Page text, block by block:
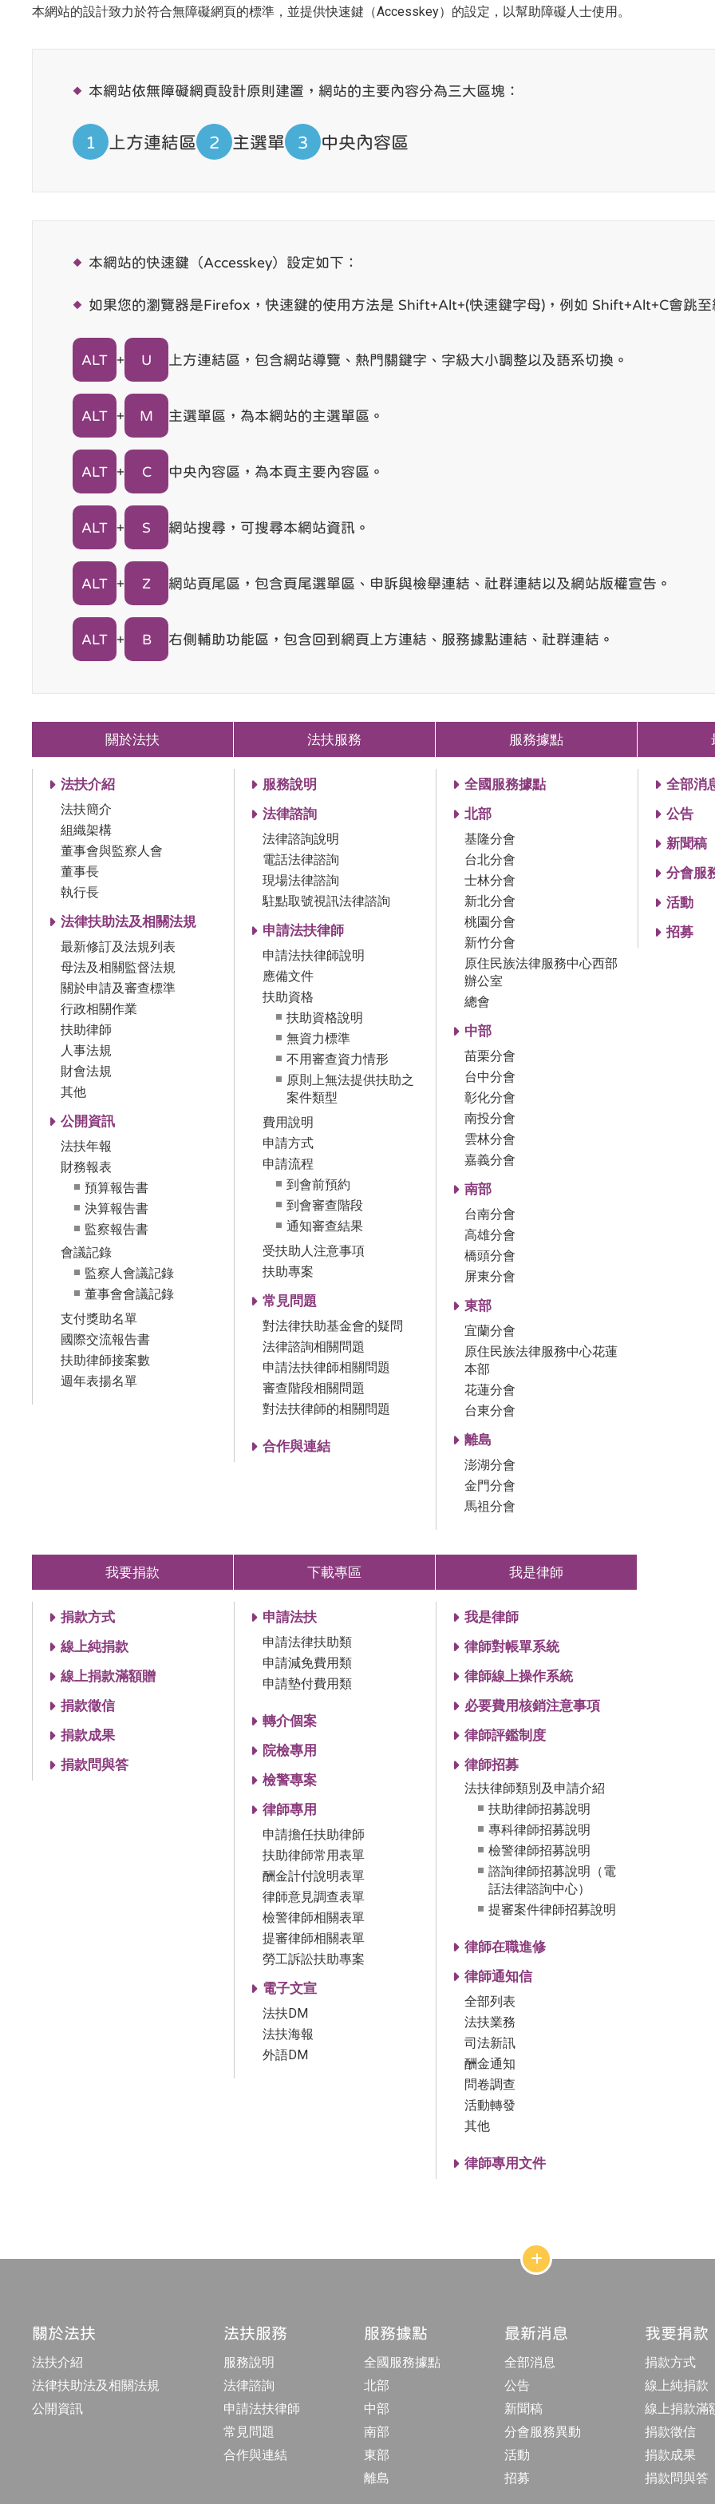
本網站的設計致力於符合無障礙網頁的標準，並提供快速鍵（Accesskey）的設定，以幫助障礙人士使用。
本網站依無障礙網頁設計原則建置，網站的主要內容分為三大區塊：
1 上方連結區 2 主選單 3 中央內容區
本網站的快速鍵（Accesskey）設定如下：
如果您的瀏覽器是Firefox，快速鍵的使用方法是 Shift+Alt+(快速鍵字母)，例如 Shift+Alt+C會跳
ALT + U 上方連結區，包含網站導覽、熱門關鍵字、字級大小調整以及語系切換。
ALT + M 主選單區，為本網站的主選單區。
ALT + C 中央內容區，為本頁主要內容區。
ALT + S 網站搜尋，可搜尋本網站資訊。
ALT + Z 網站頁尾區，包含頁尾選單區、申訴與檢舉連結、社群連結以及網站版權宣告。
ALT + B 右側輔助功能區，包含回到網頁上方連結、服務據點連結、社群連結。
關於法扶
法扶介紹
法扶簡介
組織架構
董事會與監察人會
董事長
執行長
法律扶助法及相關法規
最新修訂及法規列表
母法及相關監督法規
關於申請及審查標準
行政相關作業
扶助律師
人事法規
財會法規
其他
公開資訊
法扶年報
財務報表
預算報告書
決算報告書
監察報告書
會議記錄
監察人會議記錄
董事會會議記錄
支付獎助名單
國際交流報告書
扶助律師接案數
週年表揚名單
法扶服務
服務說明
法律諮詢
法律諮詢說明
電話法律諮詢
現場法律諮詢
駐點取號視訊法律諮詢
申請法扶律師
申請法扶律師說明
應備文件
扶助資格
扶助資格說明
無資力標準
不用審查資力情形
原則上無法提供扶助之
案件類型
費用說明
申請方式
申請流程
到會前預約
到會審查階段
通知審查結果
受扶助人注意事項
扶助專案
常見問題
對法律扶助基金會的疑問
法律諮詢相關問題
申請法扶律師相關問題
審查階段相關問題
對法扶律師的相關問題
合作與連結
服務據點
全國服務據點
北部
基隆分會
台北分會
士林分會
新北分會
桃園分會
新竹分會
原住民族法律服務中心西部
辦公室
總會
中部
苗栗分會
台中分會
彰化分會
南投分會
雲林分會
嘉義分會
南部
台南分會
高雄分會
橋頭分會
屏東分會
東部
宜蘭分會
原住民族法律服務中心花蓮
本部
花蓮分會
台東分會
離島
澎湖分會
金門分會
馬祖分會
全部消
公告
新聞稿
分會服
活動
招募
我要捐款
捐款方式
線上純捐款
線上捐款滿額贈
捐款徵信
捐款成果
捐款問與答
下載專區
申請法扶
申請法律扶助類
申請減免費用類
申請墊付費用類
轉介個案
院檢專用
檢警專案
律師專用
申請擔任扶助律師
扶助律師常用表單
酬金計付說明表單
律師意見調查表單
檢警律師相關表單
提審律師相關表單
勞工訴訟扶助專案
電子文宣
法扶DM
法扶海報
外語DM
我是律師
我是律師
律師對帳單系統
律師線上操作系統
必要費用核銷注意事項
律師評鑑制度
律師招募
法扶律師類別及申請介紹
扶助律師招募說明
專科律師招募說明
檢警律師招募說明
諮詢律師招募說明（電
話法律諮詢中心）
提審案件律師招募說明
律師在職進修
律師通知信
全部列表
法扶業務
司法新訊
酬金通知
問卷調查
活動轉發
其他
律師專用文件
網
站
合
按
鈕
關於法扶
法扶介紹
法律扶助法及相關法規
公開資訊
法扶服務
服務說明
法律諮詢
申請法扶律師
常見問題
合作與連結
服務據點
全國服務據點
北部
中部
南部
東部
離島
最新消息
全部消息
公告
新聞稿
分會服務異動
活動
招募
我要捐款
捐款方式
線上純捐款
線上捐款滿
捐款徵信
捐款成果
捐款問與答